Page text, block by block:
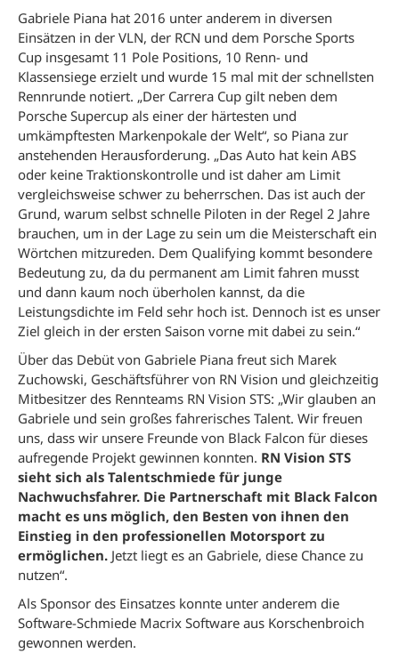
Gabriele Piana hat 2016 unter anderem in diversen
Einsätzen in der VLN, der RCN und dem Porsche Sports
Cup insgesamt 11 Pole Positions, 10 Renn- und
Klassensiege erzielt und wurde 15 mal mit der schnellsten
Rennrunde notiert. „Der Carrera Cup gilt neben dem
Porsche Supercup als einer der härtesten und
umkämpftesten Markenpokale der Welt“, so Piana zur
anstehenden Herausforderung. „Das Auto hat kein ABS
oder keine Traktionskontrolle und ist daher am Limit
vergleichsweise schwer zu beherrschen. Das ist auch der
Grund, warum selbst schnelle Piloten in der Regel 2 Jahre
brauchen, um in der Lage zu sein um die Meisterschaft ein
Wörtchen mitzureden. Dem Qualifying kommt besondere
Bedeutung zu, da du permanent am Limit fahren musst
und dann kaum noch überholen kannst, da die
Leistungsdichte im Feld sehr hoch ist. Dennoch ist es unser
Ziel gleich in der ersten Saison vorne mit dabei zu sein.“
Über das Debüt von Gabriele Piana freut sich Marek
Zuchowski, Geschäftsführer von RN Vision und gleichzeitig
Mitbesitzer des Rennteams RN Vision STS: „Wir glauben an
Gabriele und sein großes fahrerisches Talent. Wir freuen
uns, dass wir unsere Freunde von Black Falcon für dieses
aufregende Projekt gewinnen konnten. RN Vision STS
sieht sich als Talentschmiede für junge
Nachwuchsfahrer. Die Partnerschaft mit Black Falcon
macht es uns möglich, den Besten von ihnen den
Einstieg in den professionellen Motorsport zu
ermöglichen. Jetzt liegt es an Gabriele, diese Chance zu
nutzen“.
Als Sponsor des Einsatzes konnte unter anderem die
Software-Schmiede Macrix Software aus Korschenbroich
gewonnen werden.